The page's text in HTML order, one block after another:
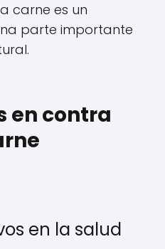
carne es un
parte importante
en contra
en la salud